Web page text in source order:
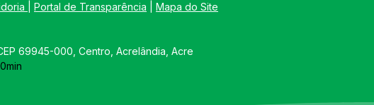
Portal de Transparência Mapa do Site
69945-000, Centro, Acrelândia, Acre